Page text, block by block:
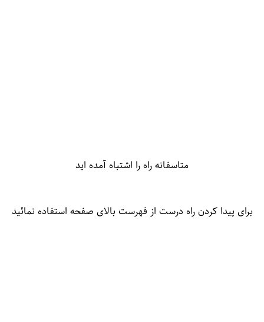
متاسفانه راه را اشتباه آمده اید
برای پیدا کردن راه درست از فهرست بالای صفحه استفاده نمائید